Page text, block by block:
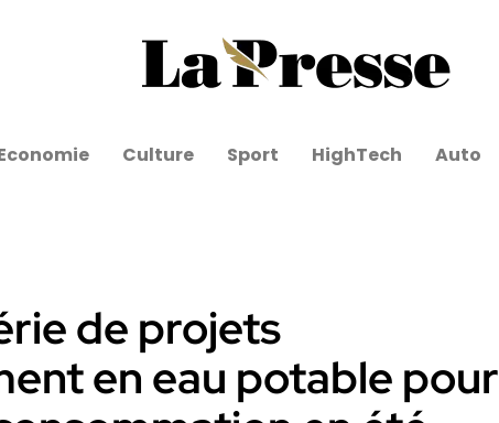
Culture Sport HighTech Auto
de projets
en eau potable pour